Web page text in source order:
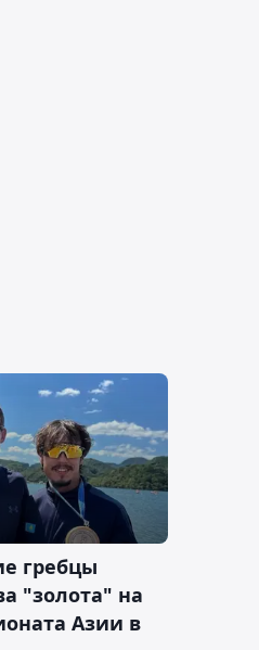
гребцы
"золота" на
Азии в